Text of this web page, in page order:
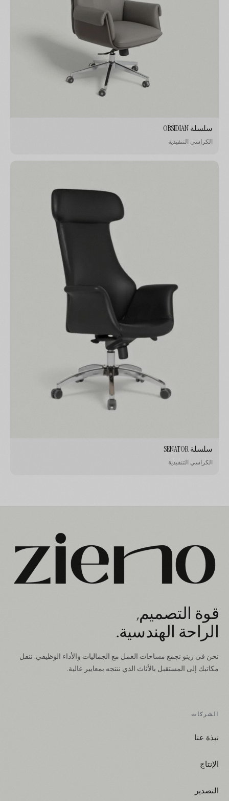
سلسلة OBSIDIAN
الكراسي التنفيذية
سلسلة SENATOR
الكراسي التنفيذية
قوة التصميم,
الراحة الهندسية.
نحن في زينو نجمع مساحات العمل مع الجماليات والأداء الوظيفي. ننقل
مكاتبك إلى المستقبل بالأثاث الذي ننتجه بمعايير عالية.
الشركات
نبذة عنا
الإنتاج
التصدير